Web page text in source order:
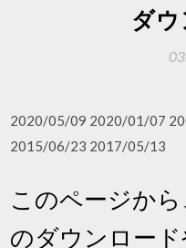
ダウ
2020/05/09 2020/01/07
2015/06/23 2017/05/13
このページか
のダウンロー